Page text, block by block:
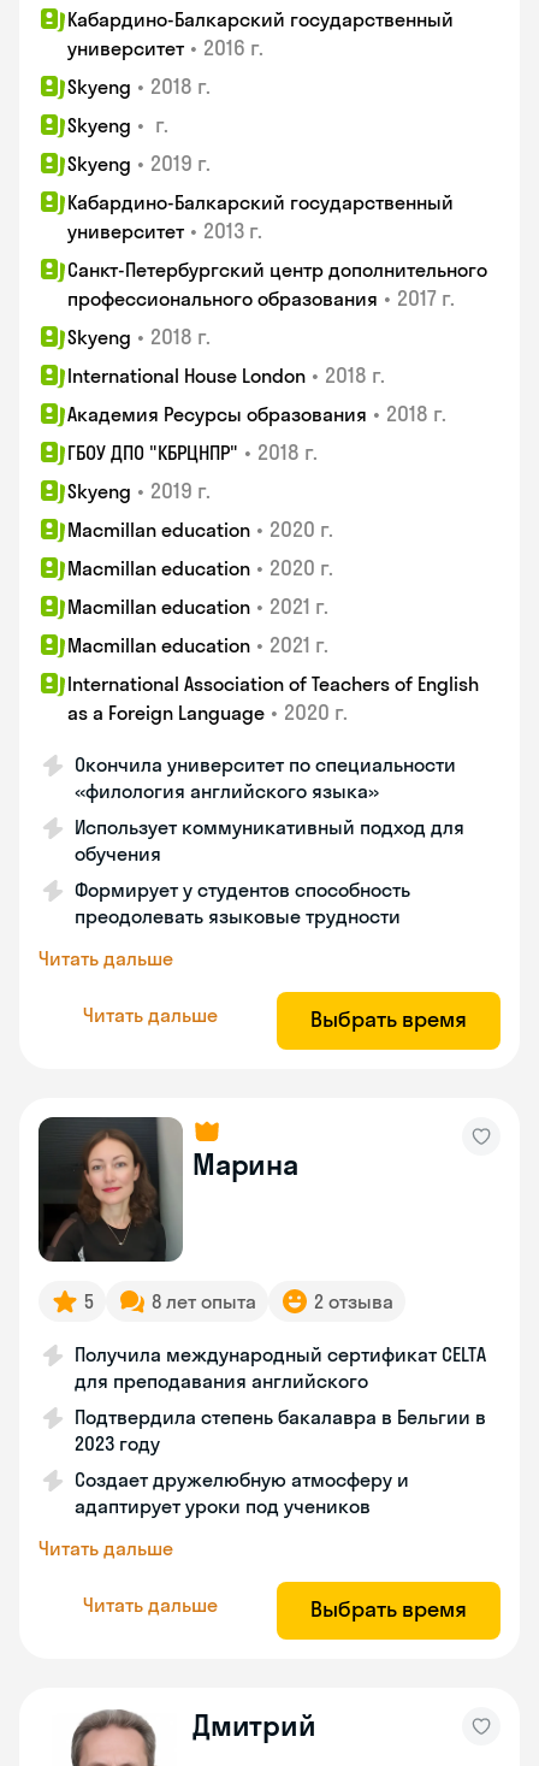
Кабардино-Балкарский государственный
университет • 2016 г.
Skyeng • 2018 г.
Skyeng • г.
Skyeng • 2019 г.
Кабардино-Балкарский государственный
университет • 2013 г.
Санкт-Петербургский центр дополнительного
профессионального образования • 2017 г.
Skyeng • 2018 г.
International House London • 2018 г.
Академия Ресурсы образования • 2018 г.
ГБОУ ДПО "КБРЦНПР" • 2018 г.
Skyeng • 2019 г.
Macmillan education • 2020 г.
Macmillan education • 2020 г.
Macmillan education • 2021 г.
Macmillan education • 2021 г.
International Association of Teachers of English
as a Foreign Language • 2020 г.
Окончила университет по специальности
«филология английского языка»
Использует коммуникативный подход для
обучения
Формирует у студентов способность
преодолевать языковые трудности
Читать дальше
Читать дальше Выбрать время
Марина
5 8 лет опыта 2 отзыва
Получила международный сертификат CELTA
для преподавания английского
Подтвердила степень бакалавра в Бельгии в
2023 году
Создает дружелюбную атмосферу и
адаптирует уроки под учеников
Читать дальше
Читать дальше Выбрать время
Дмитрий